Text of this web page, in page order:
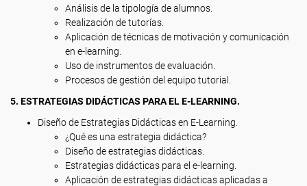
Análisis de la tipología de alumnos.
Realización de tutorías.
Aplicación de técnicas de motivación y comunicación
en e-learning.
Uso de instrumentos de evaluación.
Procesos de gestión del equipo tutorial.
5. ESTRATEGIAS DIDÁCTICAS PARA EL E-LEARNING.
Diseño de Estrategias Didácticas en E-Learning.
¿Qué es una estrategia didáctica?
Diseño de estrategias didácticas.
Estrategias didácticas para el e-learning.
Aplicación de estrategias didácticas aplicadas a